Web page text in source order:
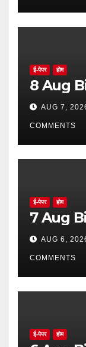
ई-पेपर होम
8
AUG 7,
COMMENTS
ई-पेपर होम
7
AUG 6,
COMMENTS
ई-पेपर होम